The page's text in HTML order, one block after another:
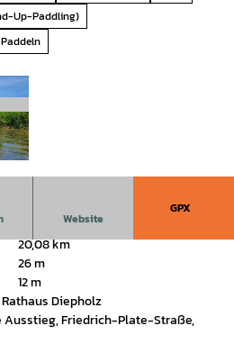
Up-Paddling)
Paddeln
Website
GPX
20,08 km
26 m
12 m
Diepholz
Friedrich-Plate-Straße,